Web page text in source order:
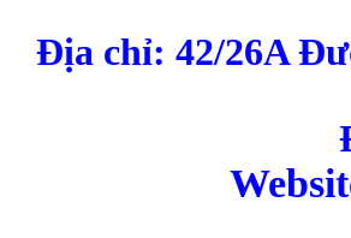
Địa chỉ: 42/26A